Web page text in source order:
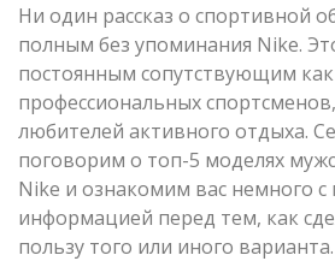
Ни один рассказ о спортивной
полным без упоминания Nike.
постоянным сопутствующим как
профессиональных
любителей активного отдыха.
поговорим о топ-5 моделях
Nike и ознакомим вас немного
информацией перед тем, как
пользу того или иного варианта.